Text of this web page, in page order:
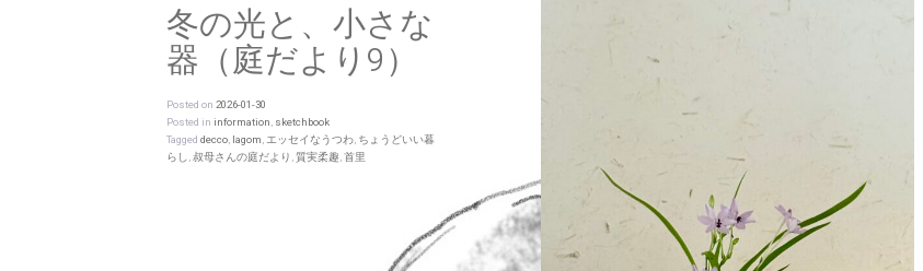
冬の光と、小さな
器（庭だより9）
Posted on 2026-01-30
Posted in information, sketchbook
Tagged decco, lagom,エッセイなうつわ, ちょうどいい暮
らし,叔母さんの庭だより ,質実柔趣,首里